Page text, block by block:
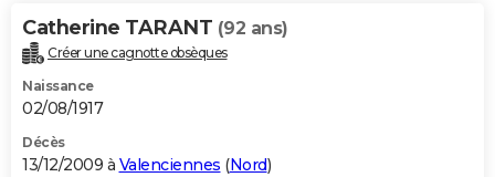
Catherine TARANT (92 ans)
Créer une cagnotte obsèques
Naissance
02/08/1917
Décès
13/12/2009 à Valenciennes (Nord)